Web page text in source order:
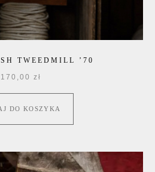
TWEEDMILL ’70
170,00 zł
DO KOSZYKA